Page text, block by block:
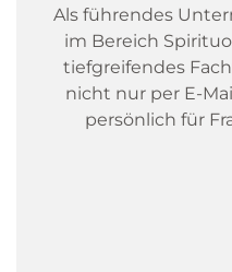
Als führendes
im Bereich
tiefgreifendes
nicht nur per E-
persönlich für